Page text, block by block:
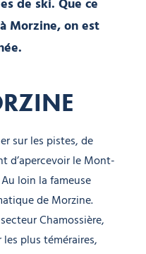
de ski. Que ce
Morzine, on est
sur les pistes, de
d’apercevoir le Mont-
loin la fameuse
de Morzine.
Chamossière,
plus téméraires,